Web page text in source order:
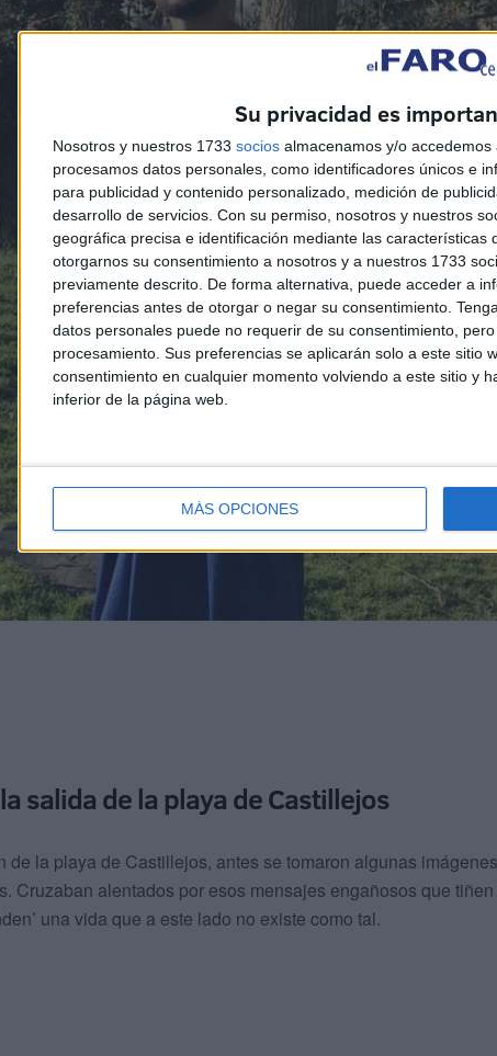
Su privacidad es
Nosotros y nuestros 1733 socios almacenamos y/o
procesamos datos personales, como identificadores únicos e
para publicidad y contenido personalizado, medición de
desarrollo de servicios. Con su permiso, nosotros y nuestros
geográfica precisa e identificación mediante las características
otorgarnos su consentimiento a nosotros y a nuestros 1733
previamente descrito. De forma alternativa, puede acceder a
preferencias antes de otorgar o negar su consentimiento.
datos personales puede no requerir de su consentimiento,
procesamiento. Sus preferencias se aplicarán solo a este sitio
consentimiento en cualquier momento volviendo a este sitio y
inferior de la página web.
MÁS OPCIONES
salida de la playa de Castillejos
de la playa de Castillejos, antes se tomaron algunas
Cruzaban alentados por esos mensajes engañosos que
una vida que a este lado no existe como tal.